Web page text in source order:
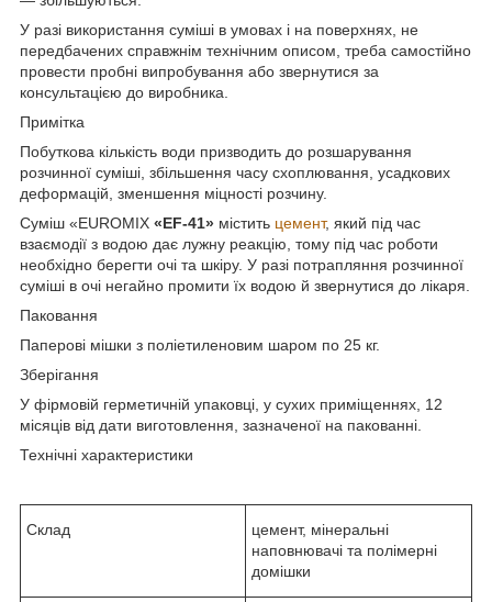
У разі використання суміші в умовах і на поверхнях, не
передбачених справжнім технічним описом, треба самостійно
провести пробні випробування або звернутися за
консультацією до виробника.
Примітка
Побуткова кількість води призводить до розшарування
розчинної суміші, збільшення часу схоплювання, усадкових
деформацій, зменшення міцності розчину.
Суміш «EUROMIX «EF-41» містить цемент, який під час
взаємодії з водою дає лужну реакцію, тому під час роботи
необхідно берегти очі та шкіру. У разі потрапляння розчинної
суміші в очі негайно промити їх водою й звернутися до лікаря.
Паковання
Паперові мішки з поліетиленовим шаром по 25 кг.
Зберігання
У фірмовій герметичній упаковці, у сухих приміщеннях, 12
місяців від дати виготовлення, зазначеної на пакованні.
Технічні характеристики
Склад
цемент, мінеральні
наповнювачі та полімерні
домішки